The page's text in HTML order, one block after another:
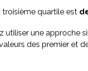
troisième quartile est
utiliser une approche
des premier et